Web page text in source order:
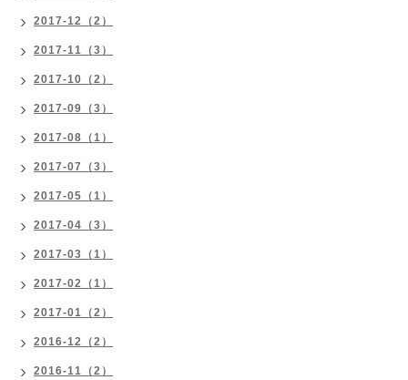
2017-12（2）
2017-11（3）
2017-10（2）
2017-09（3）
2017-08（1）
2017-07（3）
2017-05（1）
2017-04（3）
2017-03（1）
2017-02（1）
2017-01（2）
2016-12（2）
2016-11（2）